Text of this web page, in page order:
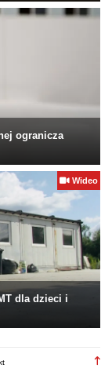
ogranicza
Wideo
dla dzieci i